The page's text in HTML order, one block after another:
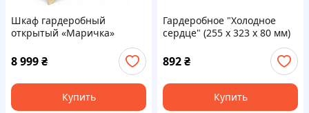
Шкаф гардеробный
открытый «Маричка»
200×200×49 см из массива
сосны | Гардеробная
система
8 999₴
Купить
Гардеробное "Холодное
сердце" (255 x 323 x 80 мм)
892₴
Купить